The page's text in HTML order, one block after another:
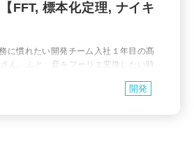
FFT, 標本化定理, ナイキ
に慣れたい開発チーム入社１年目の髙
ん。ふと、音をフーリエ変換したい時
たけど、結局は何をしているんだ？」
開発